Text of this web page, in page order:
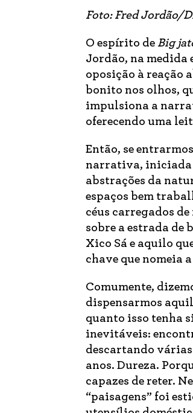
Foto: Fred Jordão/
O espírito de Big
Jordão, na medida
oposição à reação
bonito nos olhos,
impulsiona a
oferecendo uma
Então, se
narrativa, iniciada
abstrações da
espaços bem
céus carregados
sobre a estrada de
Xico Sá e aquilo
chave que nomeia
Comumente,
dispensarmos
quanto isso tenha
inevitáveis:
descartando várias
anos. Dureza.
capazes de reter.
“paisagens” foi